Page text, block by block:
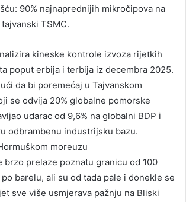
90% najnaprednijih mikročipova na
TSMC.
kineske kontrole izvoza rijetkih
poput erbija i terbija iz decembra 2025.
da bi poremećaj u Tajvanskom
se odvija 20% globalne pomorske
udarac od 9,6% na globalni BDP i
odbrambenu industrijsku bazu.
moreuzu
brzo prelaze poznatu granicu od 100
barelu, ali su od tada pale i donekle se
sve više usmjerava pažnju na Bliski